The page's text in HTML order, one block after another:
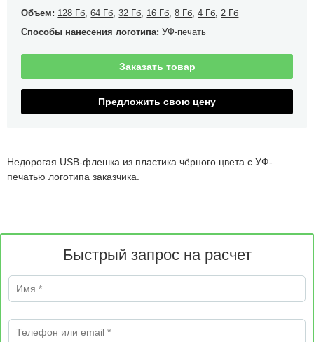
Объем: 128 Гб ,64 Гб ,32 Гб 16 Гб ,8 Гб ,4 Гб 2 Гб
Способы нанесения логотипа:УФ-печать
Заказать товар
Предложить свою цену
Недорогая USB-флешка из пластика чёрного цвета с УФ-
печатью логотипа заказчика.
Быстрый запрос на расчет
Имя
Телефон или email